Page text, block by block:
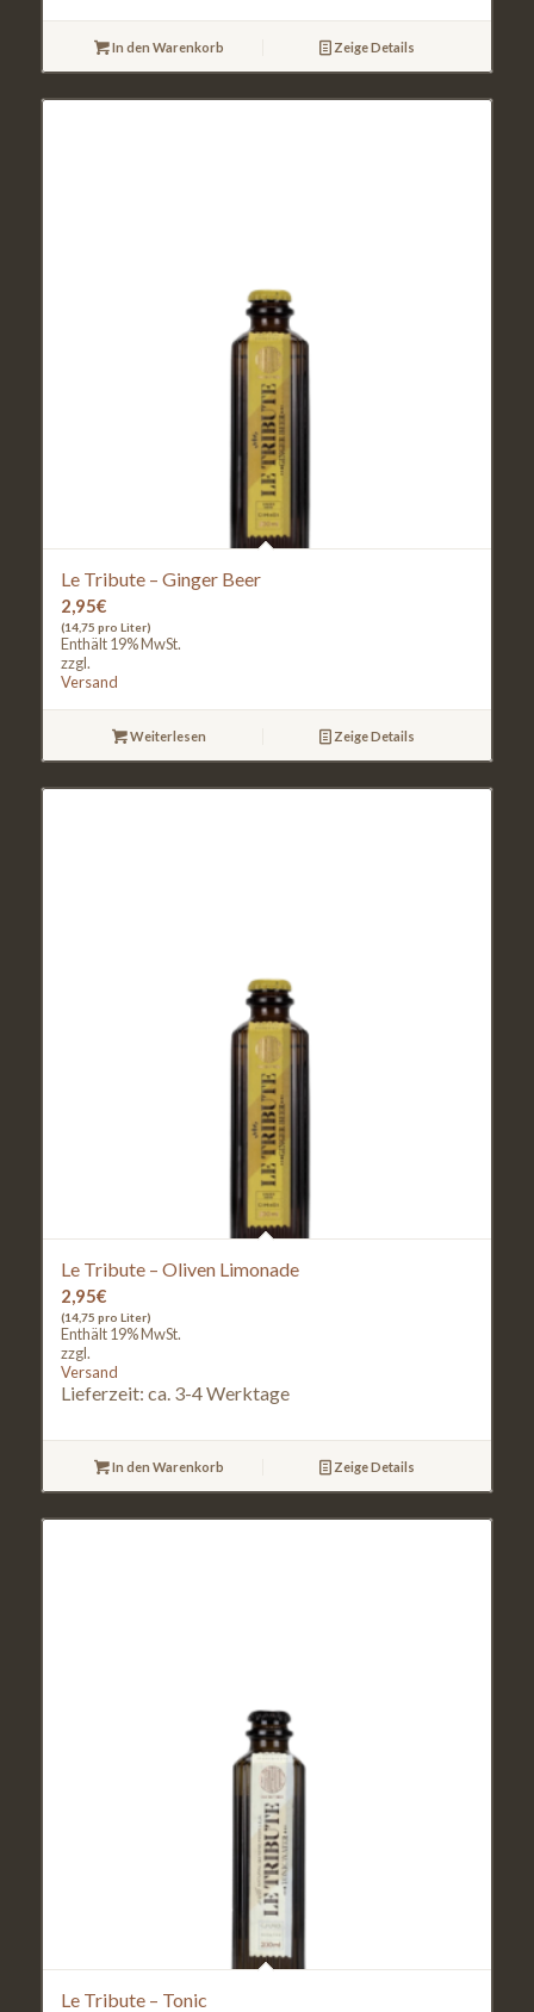
In den Warenkorb Zeige Details
Le Tribute – Ginger Beer
2,95€
(14,75 pro Liter)
Enthält 19% MwSt.
zzgl.
Versand
Weiterlesen Zeige Details
Le Tribute – Oliven Limonade
2,95€
(14,75 pro Liter)
Enthält 19% MwSt.
zzgl.
Versand
Lieferzeit: ca. 3-4 Werktage
In den Warenkorb Zeige Details
Le Tribute – Tonic